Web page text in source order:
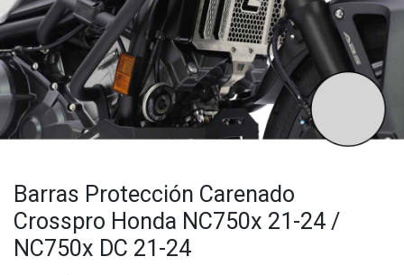
Barras Protección Carenado
Crosspro Honda NC750x 21-24 /
NC750x DC 21-24